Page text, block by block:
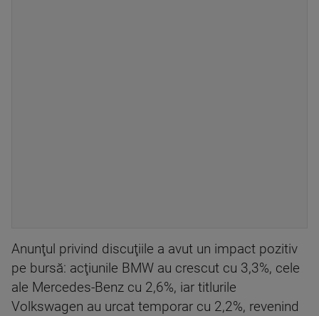
Anunţul privind discuţiile a avut un impact pozitiv
pe bursă: acţiunile BMW au crescut cu 3,3%, cele
ale Mercedes-Benz cu 2,6%, iar titlurile
Volkswagen au urcat temporar cu 2,2%, revenind